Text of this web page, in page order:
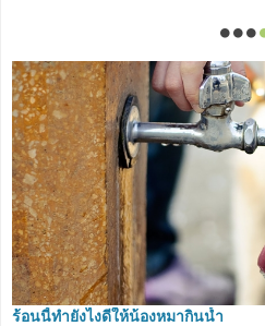
ร้อนนี้ทำยังไงดีให้น้องหมากินน้ำ